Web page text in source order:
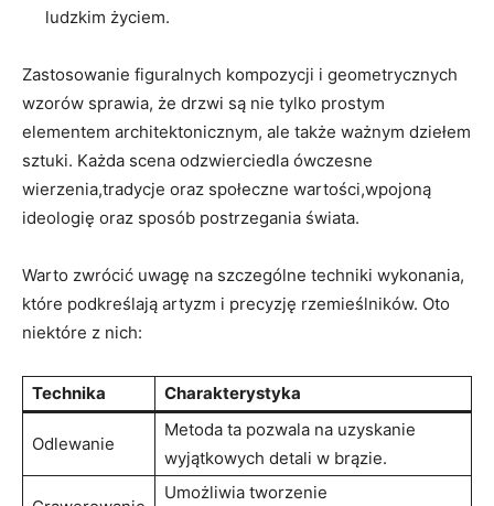
ludzkim ​życiem.
Zastosowanie figuralnych kompozycji i geometrycznych
wzorów sprawia, ‍że drzwi są nie tylko prostym
elementem architektonicznym, ale także ‍ważnym⁤ dziełem
sztuki. Każda scena odzwierciedla ówczesne
wierzenia,tradycje oraz społeczne wartości,wpojoną
ideologię oraz sposób postrzegania świata.
Warto ‌zwrócić uwagę na ​szczególne techniki ​wykonania,
⁣które podkreślają artyzm⁢ i precyzję rzemieślników. Oto
niektóre ⁣z nich:
Technika Charakterystyka
Odlewanie
Metoda‌ ta⁢ pozwala na uzyskanie
wyjątkowych detali w brązie.
Umożliwia tworzenie